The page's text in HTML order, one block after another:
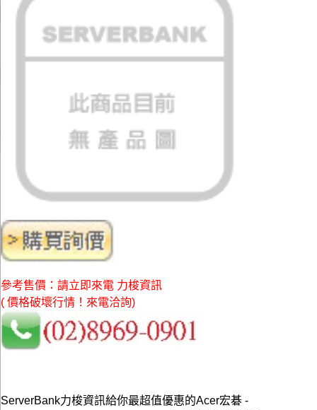
參考售價：請立即來電 力梭資訊
( 價格破壞行情！來電洽詢)
ServerBank力梭資訊給你最超值優惠的Acer宏碁 -